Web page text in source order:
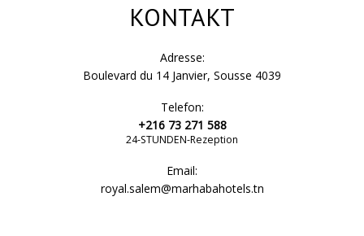
KONTAKT
Adresse:
Boulevard du 14 Janvier, Sousse 4039
Telefon:
+216 73 271 588
24-STUNDEN-Rezeption
Email:
royal.salem@marhabahotels.tn